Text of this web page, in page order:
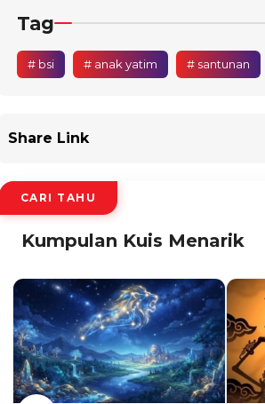
Tag
# bsi # anak yatim # santunan
Share Link
CARI TAHU
Kumpulan Kuis Menarik